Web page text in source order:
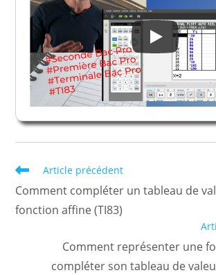
Read
articles
Article précédent
Comment compléter un tableau de
fonction affine (TI83)
Comment représenter une
compléter son tableau de